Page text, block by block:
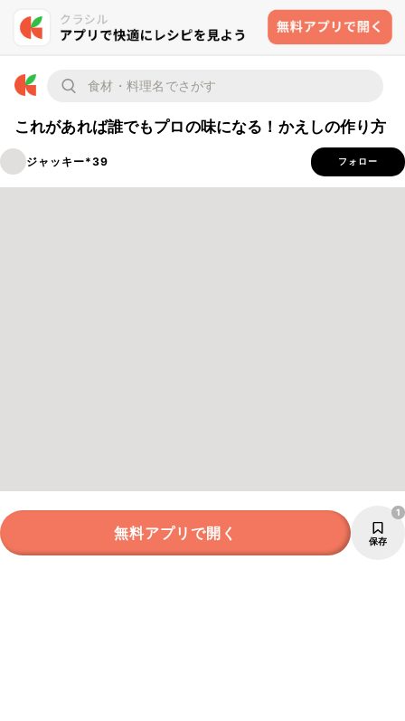
これがあれば誰でもプロの味になる！かえしの作り方
ジャッキー*39 フォロー
無料アプリで開く 保存
1